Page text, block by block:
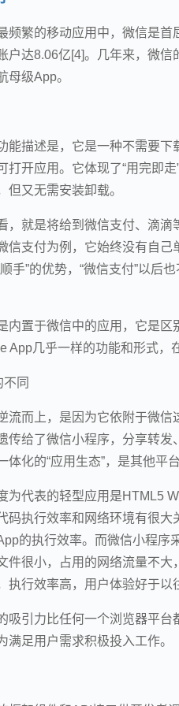
频繁的移动应用中，微信是
户达8.06亿[4]。几年来，微
母级App。
能描述是，它是一种不需要下
打开应用。它体现了“用完即
但又无需安装卸载。
，就是将给到微信支付、滴
信支付为例，它始终没有自
手”的优势，“微信支付”以
内置于微信中的应用，它是
App几乎一样的功能和形式，
同
流而上，是因为它依附于微
传给了微信小程序，分享转
化的“应用生态”，是其他平
为代表的轻型应用是HTML5
码执行效率和网络环境有很
的执行效率。而微信小程
件很小，占用的网络流量不
执行效率高，用户体验好于以
吸引力比任何一个浏览器平
足用户需求积极投入工作。